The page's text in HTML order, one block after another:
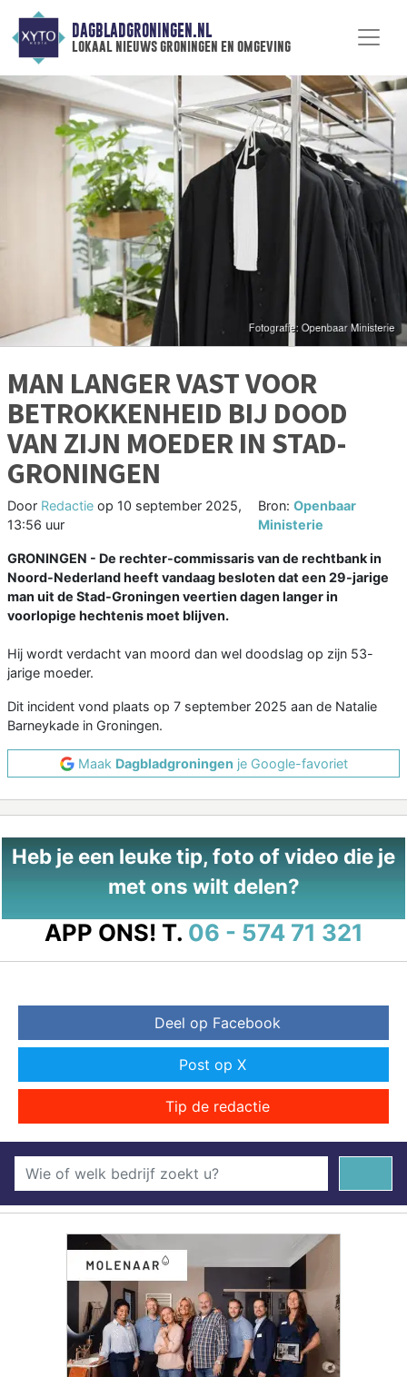
DAGBLADGRONINGEN.NL
lokaal nieuws groningen en omgeving
MAN LANGER VAST VOOR
BETROKKENHEID BIJ DOOD
VAN ZIJN MOEDER IN STAD-
GRONINGEN
Door Redactie op 10 september 2025,
13:56 uur
Bron:Openbaar
Ministerie
GRONINGEN - De rechter-commissaris van de rechtbank in
Noord-Nederland heeft vandaag besloten dat een 29-jarige
man uit de Stad-Groningen veertien dagen langer in
voorlopige hechtenis moet blijven.
Hij wordt verdacht van moord dan wel doodslag op zijn 53-
jarige moeder.
Dit incident vond plaats op 7 september 2025 aan de Natalie
Barneykade in Groningen.
Maak Dagbladgroningen je Google-favoriet
Heb je een leuke tip, foto of video die je
met ons wilt delen?
APP ONS! T. 06 - 574 71 321
Deel op Facebook
Post op X
Tip de redactie